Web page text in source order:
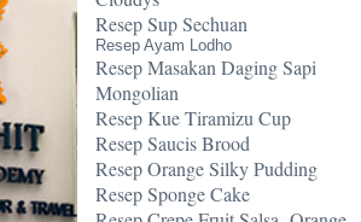
Resep Sup Sechuan
Resep Ayam Lodho
Resep Masakan Daging Sapi
Mongolian
Resep Kue Tiramizu Cup
Resep Saucis Brood
Resep Orange Silky Pudding
Resep Sponge Cake